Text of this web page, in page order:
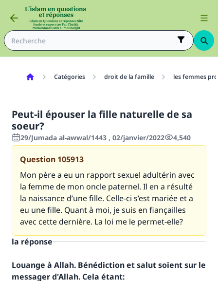
Catégories droit de la famille les femmes
Peut-il épouser la fille naturelle de sa
soeur?
29/Jumada al-awwal/1443 , 02/janvier/2022 4,540
Question 105913
Mon père a eu un rapport sexuel adultérin avec
la femme de mon oncle paternel. Il en a résulté
la naissance d’une fille. Celle-ci s’est mariée et a
eu une fille. Quant à moi, je suis en fiançailles
avec cette dernière. La loi me le permet-elle?
la réponse
Louange à Allah. Bénédiction et salut soient sur le
messager d'Allah. Cela étant: